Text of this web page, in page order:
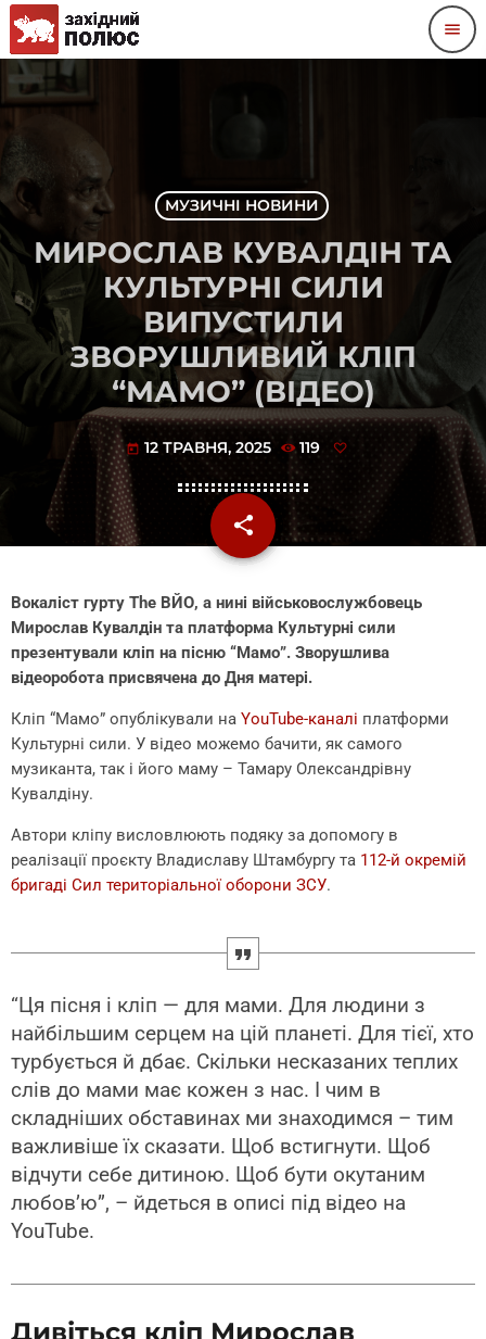
menu
МУЗИЧНІ НОВИНИ
МИРОСЛАВ КУВАЛДІН ТА
КУЛЬТУРНІ СИЛИ
ВИПУСТИЛИ
ЗВОРУШЛИВИЙ КЛІП
“МАМО” (ВІДЕО)
today 12 ТРАВНЯ, 2025 119
share
email
Вокаліст гурту The ВЙО, а нині військовослужбовець
Мирослав Кувалдін та платформа Культурні сили
презентували кліп на пісню “Мамо”. Зворушлива
відеоробота присвячена до Дня матері.
Кліп “Мамо” опублікували на YouTube-каналі платформи
Культурні сили. У відео можемо бачити, як самого
музиканта, так і його маму – Тамару Олександрівну
Кувалдіну.
Автори кліпу висловлюють подяку за допомогу в
реалізації проєкту Владиславу Штамбургу та 112-й окремій
бригаді Сил територіальної оборони ЗСУ.
“Ця пісня і кліп — для мами. Для людини з
найбільшим серцем на цій планеті. Для тієї, хто
турбується й дбає. Скільки несказаних теплих
слів до мами має кожен з нас. І чим в
складніших обставинах ми знаходимся – тим
важливіше їх сказати. Щоб встигнути. Щоб
відчути себе дитиною. Щоб бути окутаним
любов’ю”, – йдеться в описі під відео на
YouTube.
Дивіться кліп Мирослав